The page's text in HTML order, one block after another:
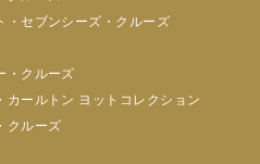
・セブンシーズ・クルーズ
・クルーズ
カールトン ヨットコレクション
クルーズ